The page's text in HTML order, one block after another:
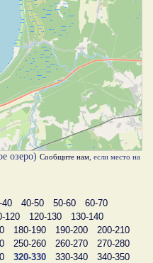
озеро) Сообщите нам , если место на
40 40-50 50-60
60-70
120 120-130
130-140
180-190 190-200
200-210
250-260 260-270
270-280
320-330 330-340
340-350